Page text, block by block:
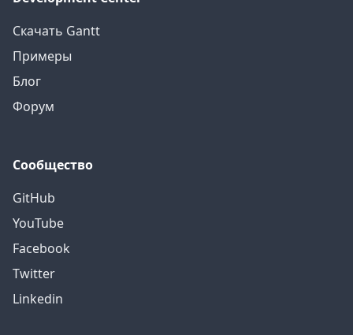
Скачать Gantt
Примеры
Блог
Форум
Сообщество
GitHub
YouTube
Facebook
Twitter
Linkedin